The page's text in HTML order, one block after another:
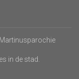
in de stad.